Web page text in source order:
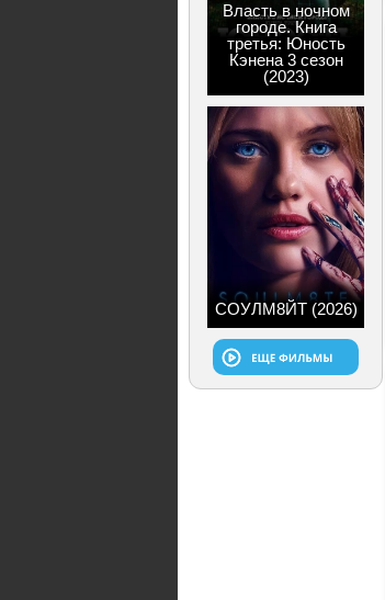
Власть в ночном
городе. Книга
третья: Юность
Кэнена 3 сезон
(2023)
СОУЛМ8ЙТ (2026)